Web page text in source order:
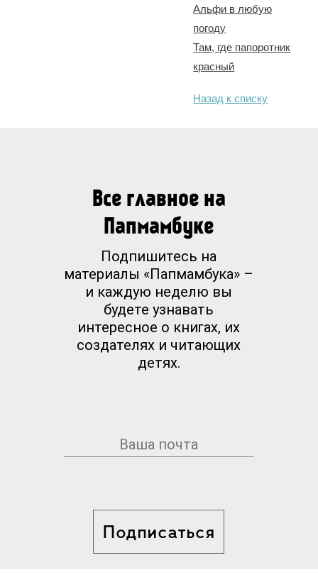
Альфи в любую
погоду
Там, где папоротник
красный
Назад к списку
Все главное на
Папмамбуке
Подпишитесь на
материалы «Папмамбука» –
и каждую неделю вы
будете узнавать
интересное о книгах, их
создателях и читающих
детях.
Подписаться